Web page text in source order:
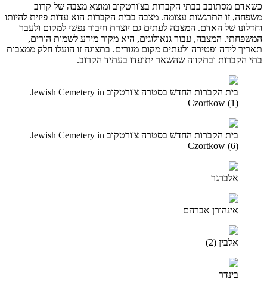
כשאדם מסתובב בבתי הקברות בצ'ורטקוב ומוצא מצבה של קרוב
משפחה, זו התרגשות עצומה. מצבה בבית הקברות הוא עדות פיזית להיותו
וחדלונו של האדם. המצבה לעתים גם יוצרת חיבור נפשי למקום ולעבר
המשפחתי. המצבה, עבור גנאולוגים, היא מקור מידע לשמות הורים,
תאריך לידה ופטירה ולעתים מקום מגורים. בתצוגה זו הועלו חלק ממצבות
בתי הקברות ובתקווה שהשאר יתועדו בעתיד הקרוב.
בית הקברות החדש בסטרה צ'ורטקוב Jewish Cemetery in
Czortkow (1)
בית הקברות החדש בסטרה צ'ורטקוב Jewish Cemetery in
Czortkow (6)
אלברגר
אינהורן אברהם
אלבין (2)
בינדר